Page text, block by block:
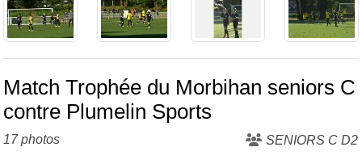
Match Trophée du Morbihan seniors C
contre Plumelin Sports
17 photos SENIORS C D2